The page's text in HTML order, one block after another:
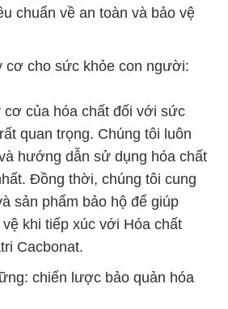
chuẩn về an toàn và bảo vệ
cơ cho sức khỏe con người:
cơ của hóa chất đối với sức
quan trọng. Chúng tôi luôn
hướng dẫn sử dụng hóa chất
Đồng thời, chúng tôi cung
sản phẩm bảo hộ để giúp
khi tiếp xúc với Hóa chất
Cacbonat.
chiến lược bảo quản hóa